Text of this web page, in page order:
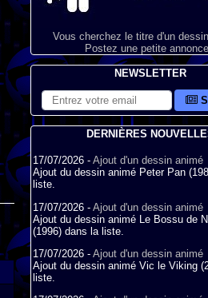
Vous cherchez le titre d'un
Postez une petite annonce
NEWSLETTER
DERNIÈRES
17/07/2026 - Ajout d'un dessin animé
Ajout du dessin animé Peter Pan
liste.
17/07/2026 - Ajout d'un dessin animé
Ajout du dessin animé Le Bossu de
(1996) dans la liste.
17/07/2026 - Ajout d'un dessin animé
Ajout du dessin animé Vic le Viking
liste.